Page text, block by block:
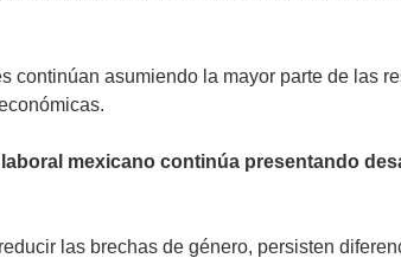
continúan asumiendo la mayor parte de las
mexicano continúa presentando
las brechas de género, persisten